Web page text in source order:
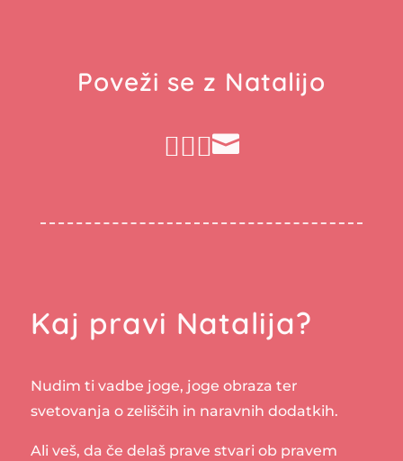
Poveži se z Natalijo

Kaj pravi Natalija?
Nudim ti vadbe joge, joge obraza ter
svetovanja o zeliščih in naravnih dodatkih.
Ali veš, da če delaš prave stvari ob pravem